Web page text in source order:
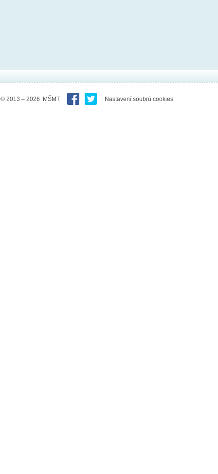
© 2013 – 2026 MŠMT Nastavení soubrů cookies